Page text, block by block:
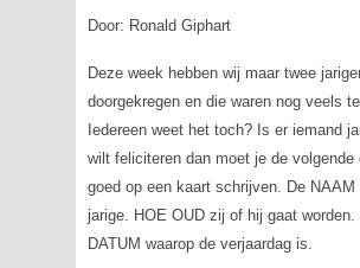
Door: Ronald Giphart
Deze week hebben wij maar twee
doorgekregen en die waren nog veels
Iedereen weet het toch? Is er iemand
wilt feliciteren dan moet je de volgende
goed op een kaart schrijven. De NAAM
jarige. HOE OUD zij of hij gaat worden.
DATUM waarop de verjaardag is.